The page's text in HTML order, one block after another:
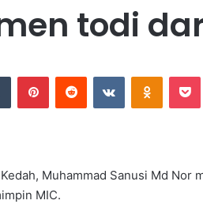
todi
Muhammad Sanusi Md Nor
MIC.